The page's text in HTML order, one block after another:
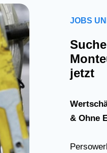
JOBS
jetzt
& Ohne